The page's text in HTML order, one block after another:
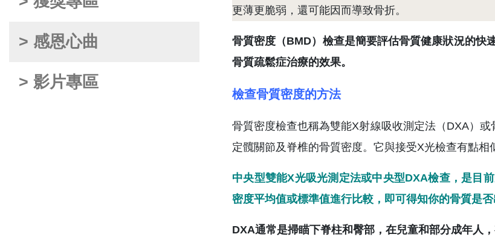
> 感恩心曲
> 影片專區
更薄更脆弱，還可能因而導致骨折。
骨質密度（BMD）檢查是簡要評估骨質健康狀況的快
骨質疏鬆症治療的效果。
檢查骨質密度的方法
骨質密度檢查也稱為雙能X射線吸收測定法（DXA）
定髖關節及脊椎的骨質密度。它與接受X光檢查有點相
中央型雙能X光吸光測定法或中央型DXA檢查，是目
密度平均值或標準值進行比較，即可得知你的骨質是否
DXA通常是掃瞄下脊柱和臀部，在兒童和部分成年人